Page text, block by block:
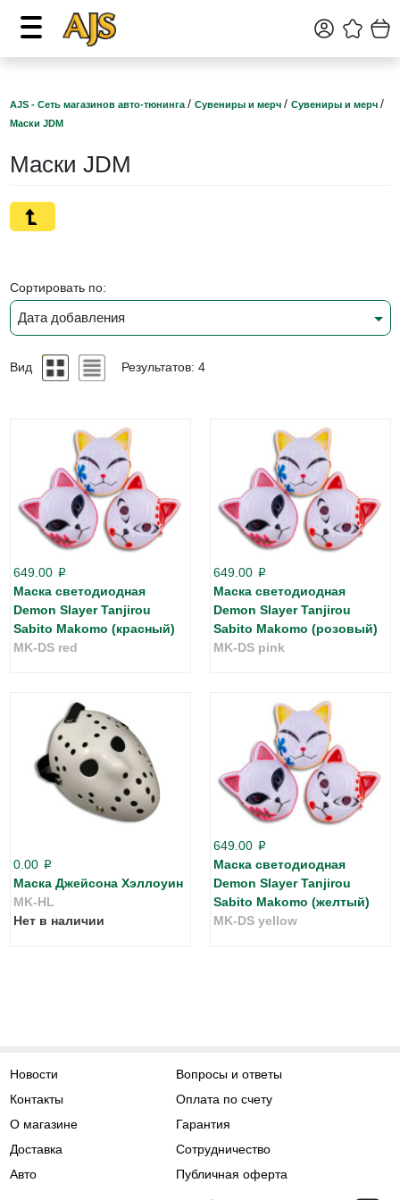
AJS - Сеть магазинов авто-тюнинга / Сувениры и мерч / Сувениры и мерч /
Маски JDM
Маски JDM
Сортировать по:
Дата добавления
Вид Результатов: 4
649.00 p
Маска светодиодная
Demon Slayer Tanjirou
Sabito Makomo (красный)
MK-DS red
649.00 p
Маска светодиодная
Demon Slayer Tanjirou
Sabito Makomo (розовый)
MK-DS pink
0.00 p
Маска Джейсона Хэллоуин
MK-HL
Нет в наличии
649.00 p
Маска светодиодная
Demon Slayer Tanjirou
Sabito Makomo (желтый)
MK-DS yellow
Новости
Контакты
О магазине
Доставка
Авто
Вопросы и ответы
Оплата по счету
Гарантия
Сотрудничество
Публичная оферта